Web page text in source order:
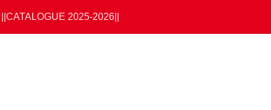
||CATALOGUE 2025-2026||